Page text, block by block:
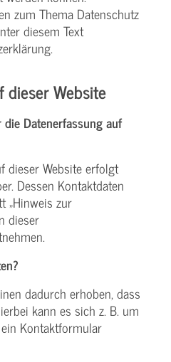
zum Thema Datenschutz
diesem Text
dieser Website
Datenerfassung auf
dieser Website erfolgt
Dessen Kontaktdaten
„Hinweis zur
dieser
dadurch erhoben, dass
kann es sich z. B. um
Kontaktformular